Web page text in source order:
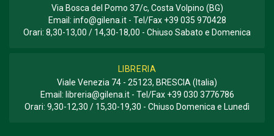
Via Bosca del Pomo 37/c, Costa Volpino (BG)
Email: info@gilena.it- Tel/Fax +39 035 970428
Orari: 8,30-13,00 / 14,30-18,00 - Chiuso Sabato e Domenica
LIBRERIA
Viale Venezia 74 - 25123, BRESCIA (Italia)
Email: libreria@gilena.it- Tel/Fax +39 030 3776786
Orari: 9,30-12,30 / 15,30-19,30 - Chiuso Domenica e Lunedì